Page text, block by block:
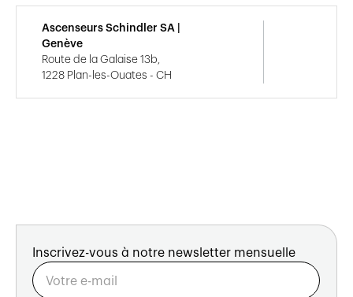
Ascenseurs Schindler SA |
Genève
Route de la Galaise 13b,
1228 Plan-les-Ouates - CH
Inscrivez-vous à notre newsletter mensuelle